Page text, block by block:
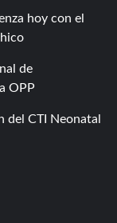
hoy con el
de
OPP
del CTI Neonatal